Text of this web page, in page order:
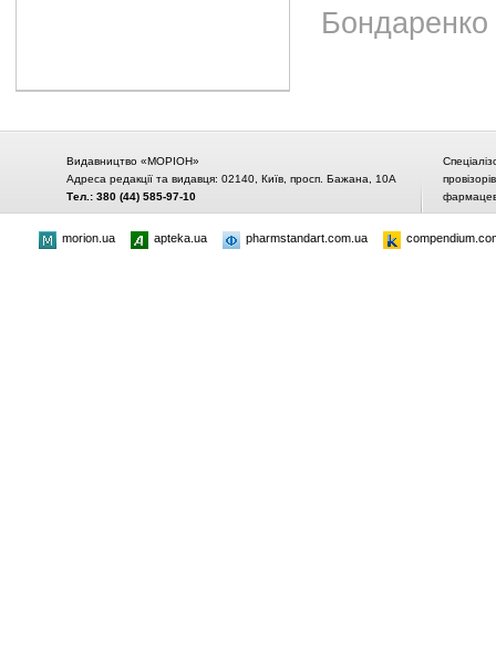
Видавництво «МОРІОН»
Адреса редакції та видавця: 02140, Київ, просп. Бажана, 10А
Тел.: 380 (44) 585-97-10
morion.ua apteka.ua pharmstandart.com.ua